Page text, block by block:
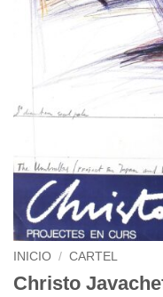
INICIO / CARTEL
Christo